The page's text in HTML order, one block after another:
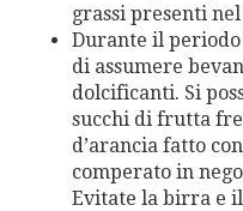
grassi presenti
Durante il
di assumere
dolcificanti. Si
succhi di frutta
d’arancia fatto
comperato in
Evitate la birra e